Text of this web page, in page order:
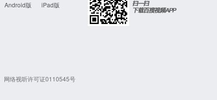
Android版 iPad版
网络视听许可证0110545号